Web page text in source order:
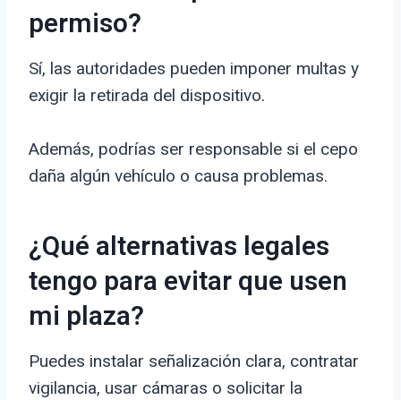
permiso?
Sí, las autoridades pueden imponer multas y
exigir la retirada del dispositivo.
Además, podrías ser responsable si el cepo
daña algún vehículo o causa problemas.
¿Qué alternativas legales
tengo para evitar que usen
mi plaza?
Puedes instalar señalización clara, contratar
vigilancia, usar cámaras o solicitar la